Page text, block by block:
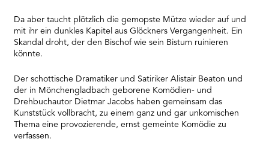
Management
Platform
Da aber taucht plötzlich die gemopste Mütze wieder auf und
mit ihr ein dunkles Kapitel aus Glöckners Vergangenheit. Ein
Skandal droht, der den Bischof wie sein Bistum ruinieren
könnte.
Der schottische Dramatiker und Satiriker Alistair Beaton und
der in Mönchengladbach geborene Komödien- und
Drehbuchautor Dietmar Jacobs haben gemeinsam das
Kunststück vollbracht, zu einem ganz und gar unkomischen
Thema eine provozierende, ernst gemeinte Komödie zu
verfassen.